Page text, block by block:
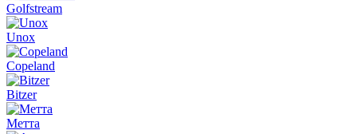
Golfstream
Unox
Copeland
Bitzer
Метта